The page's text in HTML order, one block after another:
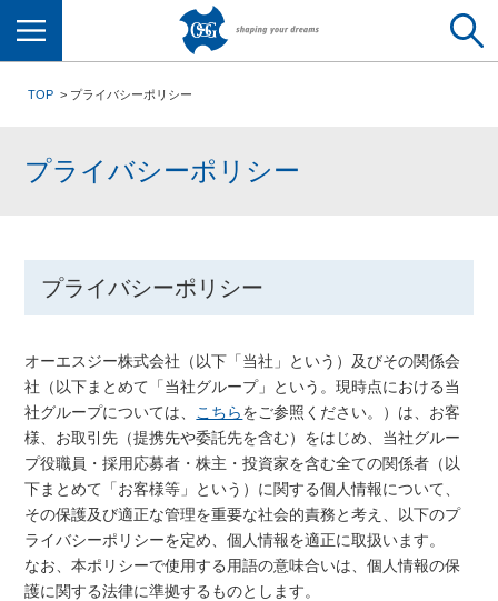
TOP プライバシーポリシー
プライバシーポリシー
プライバシーポリシー
オーエスジー株式会社（以下「当社」という）及びその関係会
社（以下まとめて「当社グループ」という。現時点における当
社グループについては、
こちらをご参照ください。）は、お客
様、お取引先（提携先や委託先を含む）をはじめ、当社グルー
プ役職員・採用応募者・株主・投資家を含む全ての関係者（以
下まとめて「お客様等」という）に関する個人情報について、
その保護及び適正な管理を重要な社会的責務と考え、以下のプ
ライバシーポリシーを定め、個人情報を適正に取扱います。
なお、本ポリシーで使用する用語の意味合いは、個人情報の保
護に関する法律に準拠するものとします。